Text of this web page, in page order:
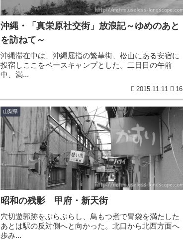
沖縄・「真栄原社交街」放浪記～ゆめのあと
を訪ねて～
沖縄滞在中は、沖縄屈指の繁華街、松山にある安宿に
投宿しここをベースキャンプとした。二日目の午前
中、満...
2015.11.11 16
山梨県
昭和の残影 甲府・新天街
穴切遊郭跡をぶらぶらし、鳥もつ煮で胃袋を満たした
あとは駅の反対側へと向かった。北口から北西方面へ
歩み...